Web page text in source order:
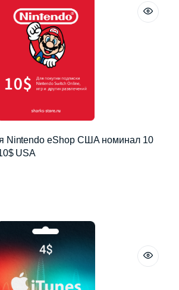
Nintendo eShop США номинал 10
USA